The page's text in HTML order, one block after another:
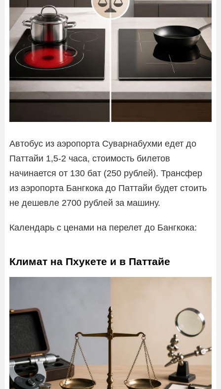
Автобус из аэропорта Суварнабухми едет до
Паттайи 1,5-2 часа, стоимость билетов
начинается от 130 бат (250 рублей). Трансфер
из аэропорта Бангкока до Паттайи будет стоить
не дешевле 2700 рублей за машину.
Календарь с ценами на перелет до Бангкока:
Климат на Пхукете и в Паттайе